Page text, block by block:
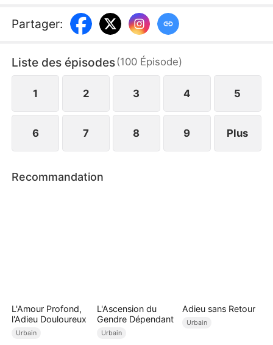
mariage arrangé devient une ascension fulgurante :
grâce à son intelligence, il gravit les échelons et
amusant marque ainsi le début d’une légende de
succès et de revanche !
Partager:
Liste des épisodes(100 Épisode)
1 2 3 4 5
6 7 8 9 Plus
Recommandation
L'Amour Profond,
l'Adieu Douloureux
Urbain
L'Ascension du
Gendre Dépendant
Urbain
Adieu sans Retour
Urbain